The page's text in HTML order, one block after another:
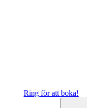
Ring för att boka!